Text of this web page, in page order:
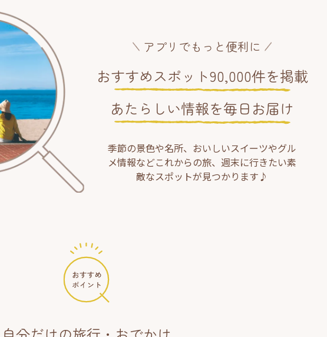
アプリでもっと便利に
おすすめスポット90,000件を掲載
あたらしい情報を毎日お届け
季節の景色や名所、おいしいスイーツやグル
メ情報などこれからの旅、週末に行きたい素
敵なスポットが見つかります♪